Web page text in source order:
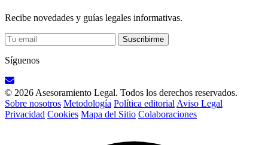
Recibe novedades y guías legales informativas.
Suscribirme
Síguenos
© 2026 Asesoramiento Legal. Todos los derechos reservados.
Sobre nosotros Metodología Política editorial Aviso Legal
Privacidad Cookies Mapa del Sitio Colaboraciones